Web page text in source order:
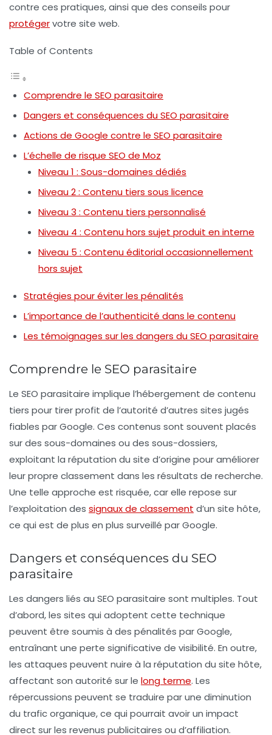
contre ces pratiques, ainsi que des conseils pour
protégervotre site web.
Table of Contents
Comprendre le SEO parasitaire
Dangers et conséquences du SEO parasitaire
Actions de Google contre le SEO parasitaire
L’échelle de risque SEO de Moz
Niveau 1 : Sous-domaines dédiés
Niveau 2 : Contenu tiers sous licence
Niveau 3 : Contenu tiers personnalisé
Niveau 4 : Contenu hors sujet produit en interne
Niveau 5 : Contenu éditorial occasionnellement
hors sujet
Stratégies pour éviter les pénalités
L’importance de l’authenticité dans le contenu
Les témoignages sur les dangers du SEO parasitaire
Comprendre le SEO parasitaire
Le SEO parasitaire implique l’hébergement de contenu
tiers pour tirer profit de l’autorité d’autres sites jugés
fiables par Google. Ces contenus sont souvent placés
sur des sous-domaines ou des sous-dossiers,
exploitant la réputation du site d’origine pour améliorer
leur propre classement dans les résultats de recherche.
Une telle approche est risquée, car elle repose sur
l’exploitation des signaux de classement d’un site hôte,
ce qui est de plus en plus surveillé par Google.
Dangers et conséquences du SEO
parasitaire
Les dangers liés au SEO parasitaire sont multiples. Tout
d’abord, les sites qui adoptent cette technique
peuvent être soumis à des pénalités par Google,
entraînant une perte significative de visibilité. En outre,
les attaques peuvent nuire à la réputation du site hôte,
affectant son autorité sur le long terme. Les
répercussions peuvent se traduire par une diminution
du trafic organique, ce qui pourrait avoir un impact
direct sur les revenus publicitaires ou d’affiliation.